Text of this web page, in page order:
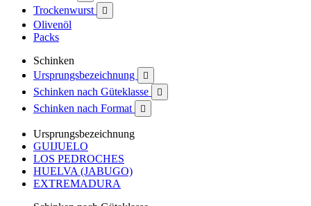
Trockenwurst 
Olivenöl
Packs
Schinken
Ursprungsbezeichnung

Schinken nach Güteklasse 
Schinken nach Format 
Ursprungsbezeichnung
GUIJUELO
LOS PEDROCHES
HUELVA (JABUGO)
EXTREMADURA